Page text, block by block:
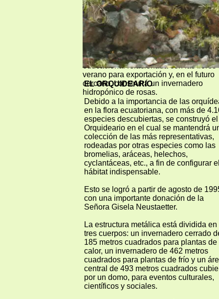
El manejo de los frutales nativos e
introducidos se planificará con los
colegios municipales. Otro sector se
destinará a loas plantas medicinales,
hierbas aromáticas y especerías.
está contribuyendo con una muestra
educacional relacionada con las flores
verano para exportación y, en el futuro
cercano, construirá un invernadero
hidropónico de rosas.
EL ORQUIDEARIO
Debido a la importancia de las
en la flora ecuatoriana, con más de
especies descubiertas, se construyó el
Orquideario en el cual se mantendrá
colección de las más representativas,
rodeadas por otras especies como las
bromelias, aráceas, helechos,
cyclantáceas, etc., a fin de configurar
hábitat indispensable.
Esto se logró a partir de agosto de
con una importante donación de la
Señora Gisela Neustaetter.
La estructura metálica está dividida en
tres cuerpos: un invernadero cerrado
185 metros cuadrados para plantas de
calor, un invernadero de 462 metros
cuadrados para plantas de frío y un
central de 493 metros cuadrados
por un domo, para eventos culturales,
científicos y sociales.